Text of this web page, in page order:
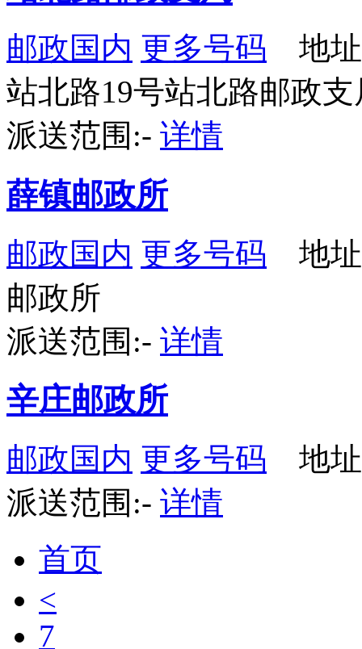
邮政国内 更多号码 地址
站北路19号站北路邮政支
派送范围:- 详情
薛镇邮政所
邮政国内 更多号码 地址
邮政所
派送范围:- 详情
辛庄邮政所
邮政国内 更多号码 地址
派送范围:- 详情
首页
<
7